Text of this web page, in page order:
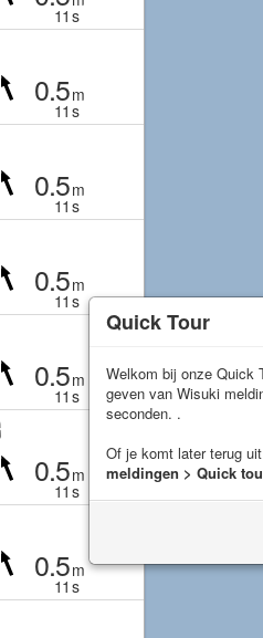
11 s
0.5m
11 s
0.5m
11 s
0.5m
11 s
0.5m
11 s
0.5m
11 s
0.5m
11 s
Quick Tour
Welkom bij onze Quick
geven van Wisuki
seconden. .
Of je komt later terug
meldingen > Quick